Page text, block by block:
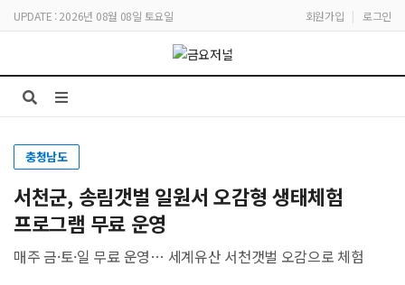
UPDATE : 2026년 08월 08일 토요일 회원가입 | 로그인
충청남도
서천군, 송림갯벌 일원서 오감형 생태체험
프로그램 무료 운영
매주 금·토·일 무료 운영… 세계유산 서천갯벌 오감으로 체험